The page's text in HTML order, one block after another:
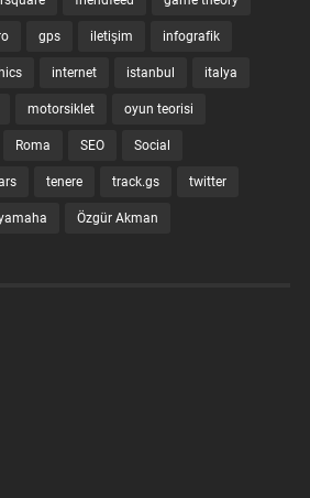
gps iletişim infografik
internet istanbul italya
motorsiklet oyun teorisi
Roma SEO Social
tenere track.gs twitter
Özgür Akman